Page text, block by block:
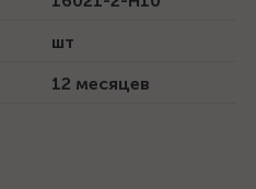
шт
12 месяцев